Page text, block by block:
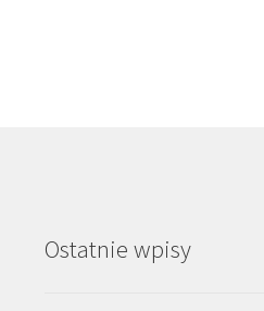
Ostatnie wpisy